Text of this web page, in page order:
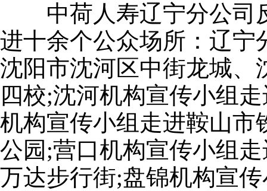
中荷人寿辽宁分公司
进十余个公众场所：辽宁
沈阳市沈河区中街龙城、
四校;沈河机构宣传小组
机构宣传小组走进鞍山市
公园;营口机构宣传小组
万达步行街;盘锦机构宣